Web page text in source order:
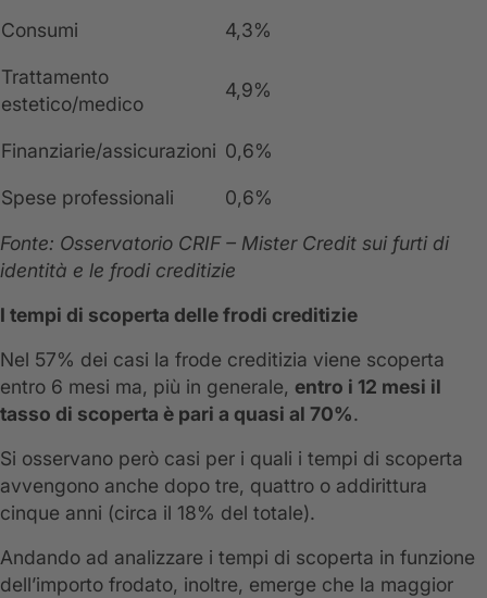
Consumi 4,3%
Trattamento
estetico/medico
4,9%
Finanziarie/assicurazioni 0,6%
Spese professionali
0,6%
Fonte: Osservatorio CRIF – Mister Credit sui furti di
identità e le frodi creditizie
I tempi di scoperta delle frodi creditizie
Nel 57% dei casi la frode creditizia viene scoperta
entro 6 mesi ma, più in generale, entro i 12 mesi il
tasso di scoperta è pari a quasi al 70%.
Si osservano però casi per i quali i tempi di scoperta
avvengono anche dopo tre, quattro o addirittura
cinque anni (circa il 18% del totale).
Andando ad analizzare i tempi di scoperta in funzione
dell’importo frodato, inoltre, emerge che la maggior